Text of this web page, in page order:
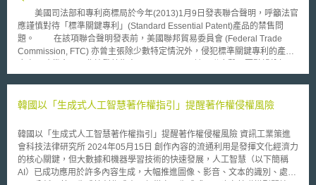
或行動寬頻服務，以促進WCS業者與SDARS業者和諧共存。 對於FCC
最後決定採用修改管制規範方式釋出該頻段以發展行動寬頻服務之舉，FCC
主席Genachowski表示，除有助於鞏固美國身為全球發展LTE技術領導者之
地位外，更認為命令中的管制障礙排除模式可幫助未來其他頻段的清理或移
頻，增加頻譜使用彈性，並有助於達成國家寬頻計畫(National Broadband
Plan’s)所設定之「2015年釋出300MHz總頻寬」、「2020年釋出500MHz
總頻寬」目標。
（Creative outputs）。其下再區分為21個次標和80個小標例如政府效能
（Government effectiveness）、法規範環境建構（Regulatory
environment）、教育支出占GDP比例、外國學生比例、R&D支出占GDP比
例、生態永續度、高科技出口、資通訊服務出口等。2020年評比全球創新
的經濟停滯。在COVID-19爆發之前，研發支出成長明顯快於全球GDP成
全球經濟成長大幅度下降。然而經濟成長停滯之下，突破性技術創新的潛力
仍在繼續存在，例如許多仍保有現金流的大型ICT企業仍持續推動數位創
新，製藥技術與生物科技產業的研發支出大量增加，健康產業研發也受到重
點關注。此外，COVID-19危機亦會促進傳統產業（例如旅遊、教育和零售
美國司法部和專利商標局於今年(2013)1月9日發表聯合聲明，呼籲法官
應謹慎對待「標準關鍵專利」(Standard Essential Patent)產品的禁售問
題。 在該項聯合聲明發表前，美國聯邦貿易委員會 (Federal Trade
Commission, FTC) 亦曾主張除少數特定情況外，侵犯標準關鍵專利的產品
1.以公眾利益為最高優先考量，謹慎核發禁售令 聲明呼籲美國國際
禁止使用關鍵專利的產品進口時，應以公眾利益為最高優先考量，此舉將增
聯合聲明僅代表司法部和專利商標局相關當局對專利問題的看法，雖可
能影響法官心證，但聲明不具強制拘束力。 近來，美國各地方法院與
ITC皆有未准核發禁售令之實際案例。例如：去年(2012)6月美國芝加哥法官
Richard Posner駁回 Google 因部分標準關鍵專利有侵權疑慮申請禁售
韓國以「生成式人工智慧著作權指引」提醒著作權侵權風險
韓國以「生成式人工智慧著作權指引」提醒著作權侵權風險 資訊工業策進
會科技法律研究所 2024年05月15日 創作內容的流通利用是發揮文化經濟力
的核心關鍵，但大數據和機器學習技術的快速發展，人工智慧（以下簡稱
AI）已成功應用於許多內容生成，大幅推進圖像、影音、文本的識別、處